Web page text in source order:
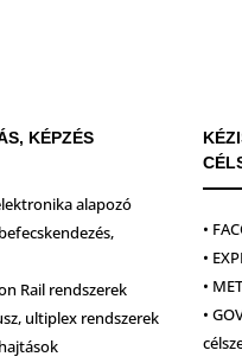
KÉPZÉS
alapozó
Rail rendszerek
ultiplex rendszerek
•
•
•
•